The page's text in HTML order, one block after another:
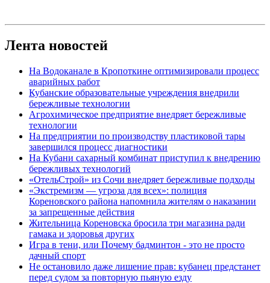
Лента новостей
На Водоканале в Кропоткине оптимизировали процесс
аварийных работ
Кубанские образовательные учреждения внедрили
бережливые технологии
Агрохимическое предприятие внедряет бережливые
технологии
На предприятии по производству пластиковой тары
завершился процесс диагностики
На Кубани сахарный комбинат приступил к внедрению
бережливых технологий
«ОтельСтрой» из Сочи внедряет бережливые подходы
«Экстремизм — угроза для всех»: полиция
Кореновского района напомнила жителям о наказании
за запрещенные действия
Жительница Кореновска бросила три магазина ради
гамака и здоровья других
Игра в тени, или Почему бадминтон - это не просто
дачный спорт
Не остановило даже лишение прав: кубанец предстанет
перед судом за повторную пьяную езду